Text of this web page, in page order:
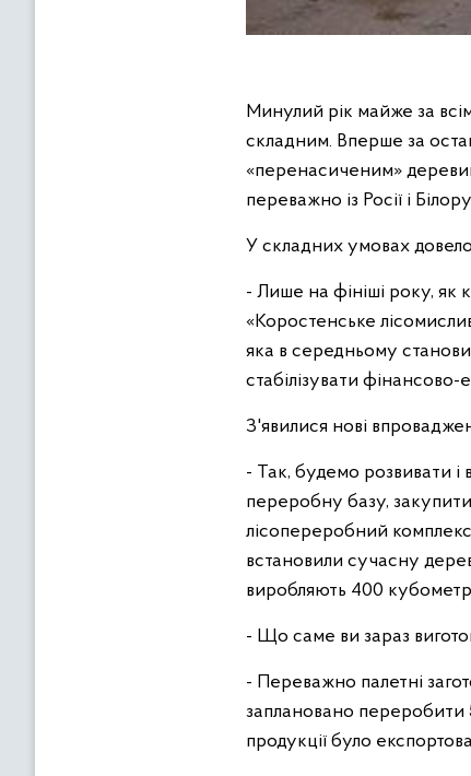
Минулий рік майже за
складним. Вперше за
«перенасиченим»
переважно із Росії і
У складних умовах
- Лише на фініші року, як
«Коростенське
яка в середньому
стабілізувати фінансово-
З'явилися нові
- Так, будемо розвивати
переробну базу,
лісопереробний
встановили сучасну
виробляють 400
- Що саме ви зараз
- Переважно палетні
заплановано переробити
продукції було